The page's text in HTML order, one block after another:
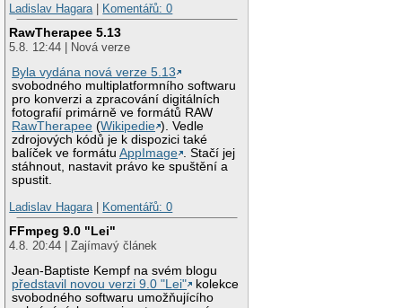
Ladislav Hagara| Komentářů: 0
RawTherapee 5.13
5.8. 12:44 | Nová verze
Byla vydána nová verze 5.13
svobodného multiplatformního softwaru
pro konverzi a zpracování digitálních
fotografií primárně ve formátů RAW
RawTherapee (Wikipedie ). Vedle
zdrojových kódů je k dispozici také
balíček ve formátuAppImage . Stačí jej
stáhnout, nastavit právo ke spuštění a
spustit.
Ladislav Hagara| Komentářů: 0
FFmpeg 9.0 "Lei"
4.8. 20:44 | Zajímavý článek
Jean-Baptiste Kempf na svém blogu
představil novou verzi 9.0 "Lei"
kolekce
svobodného softwaru umožňujícího